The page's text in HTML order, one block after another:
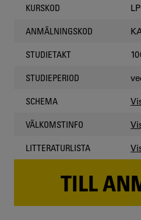
KURSKOD
ANMÄLNINGSKOD
STUDIETAKT
STUDIEPERIOD
SCHEMA
VÄLKOMSTINFO
LITTERATURLISTA
TILL